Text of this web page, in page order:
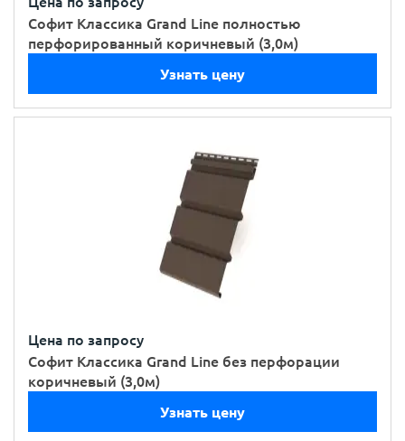
Софит Классика Grand Line полностью
перфорированный коричневый (3,0м)
Узнать цену
Цена по запросу
Софит Классика Grand Line без перфорации
коричневый (3,0м)
Узнать цену